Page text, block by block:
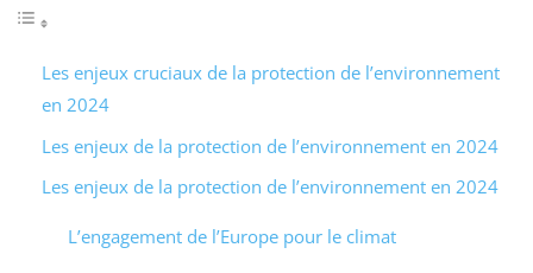
Les enjeux cruciaux de la protection de l’environnement
en 2024
Les enjeux de la protection de l’environnement en 2024
Les enjeux de la protection de l’environnement en 2024
L’engagement de l’Europe pour le climat